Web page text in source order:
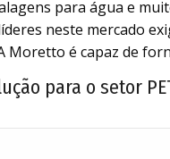
para água e
neste mercado
Moretto é capaz de
para o setor